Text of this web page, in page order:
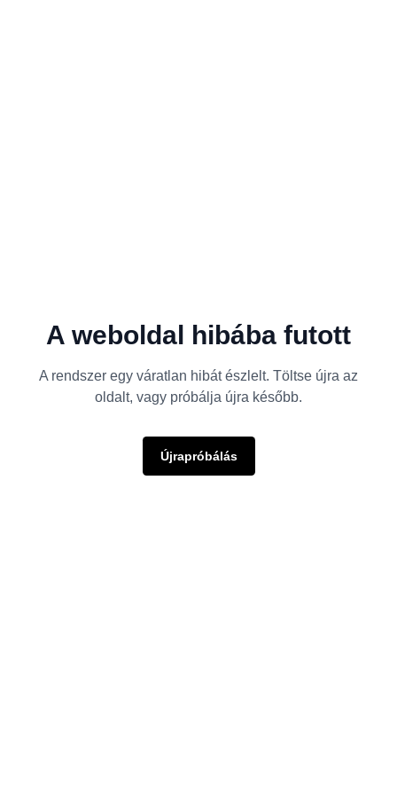
A weboldal hibába futott
A rendszer egy váratlan hibát észlelt. Töltse újra az
oldalt, vagy próbálja újra később.
Újrapróbálás